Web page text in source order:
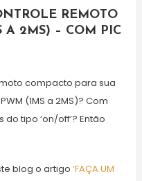
REMOTO
A 2MS) – COM PIC
compacto para sua
(1MS a 2MS)? Com
tipo ‘on/off’? Então
blog o artigo ‘FAÇA UM